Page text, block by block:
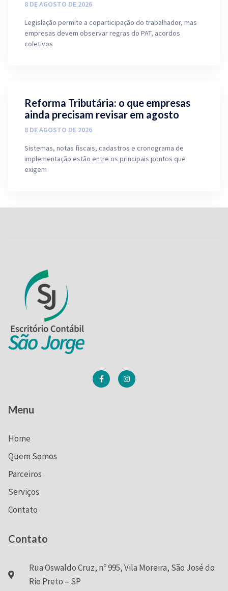
8 DE AGOSTO DE 2026
Legislação permite a coparticipação do trabalhador, mas
empresas devem observar regras do PAT, acordos
coletivos
Reforma Tributária: o que empresas
ainda precisam revisar em agosto
8 DE AGOSTO DE 2026
Sistemas, notas fiscais, cadastros e cronograma de
implementação estão entre os principais pontos que
exigem
Menu
Home
Quem Somos
Parceiros
Serviços
Contato
Contato
Rua Oswaldo Cruz, nº 995, Vila Moreira, São José do
Rio Preto – SP